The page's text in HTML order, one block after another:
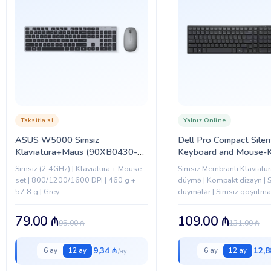
ASUS W5000 Simsiz
Klaviatura+Maus (90XB0430-
BKM330)
Taksitlə al
Simsiz (2.4GHz) | Klaviatura + Mouse
set | 800/1200/1600 DPI | 460 g +
57.8 g | Grey
95.00₼
79.00 ₼
6 ay 12 ay 9,34 ₼
Dell Pro Compact
Keyboard and Mouse-
English (QWERTY)
Yalnız Online
Simsiz Membranlı
düymə | Kompakt dizayn |
düymələr | Simsiz qoşulma
mm
131.00₼
109.00 ₼
6 ay 12 ay